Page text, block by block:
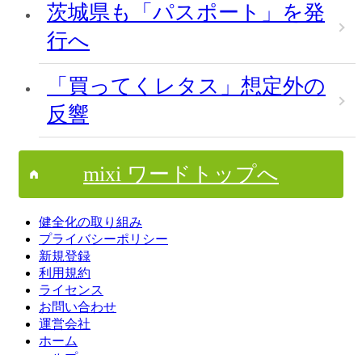
茨城県も「パスポート」を発
行へ
「買ってくレタス」想定外の
反響
mixi ワードトップへ
健全化の取り組み
プライバシーポリシー
新規登録
利用規約
ライセンス
お問い合わせ
運営会社
ホーム